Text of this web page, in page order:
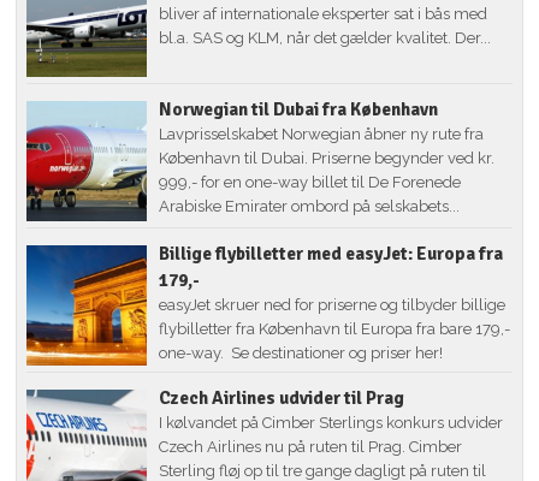
bliver af internationale eksperter sat i bås med
bl.a. SAS og KLM, når det gælder kvalitet. Der...
Norwegian til Dubai fra København
Lavprisselskabet Norwegian åbner ny rute fra
København til Dubai. Priserne begynder ved kr.
999,- for en one-way billet til De Forenede
Arabiske Emirater ombord på selskabets...
Billige flybilletter med easyJet: Europa fra
179,-
easyJet skruer ned for priserne og tilbyder billige
flybilletter fra København til Europa fra bare 179,-
one-way. Se destinationer og priser her!
Czech Airlines udvider til Prag
I kølvandet på Cimber Sterlings konkurs udvider
Czech Airlines nu på ruten til Prag. Cimber
Sterling fløj op til tre gange dagligt på ruten til